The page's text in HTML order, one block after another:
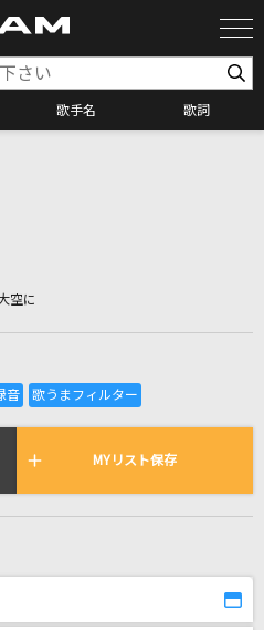
歌手名 歌詞
りれき
われている曲の一覧
空に
MYリスト保存